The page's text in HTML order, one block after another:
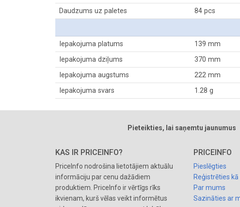
Daudzums uz paletes
84 pcs
Iepakojuma platums
139 mm
Iepakojuma dziļums
370 mm
Iepakojuma augstums
222 mm
Iepakojuma svars
1.28 g
Pieteikties, lai saņemtu jaunumus
KAS IR PRICEINFO?
PriceInfo nodrošina lietotājiem aktuālu
informāciju par cenu dažādiem
produktiem. PriceInfo ir vērtīgs rīks
ikvienam, kurš vēlas veikt informētus
PRICEINFO
Pieslēgties
Reģistrēties
Par mums
Sazināties ar